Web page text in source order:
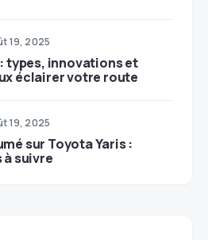
19, 2025
types, innovations et
éclairer votre route
19, 2025
sur Toyota Yaris :
suivre